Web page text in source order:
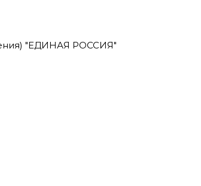
"ЕДИНАЯ РОССИЯ"